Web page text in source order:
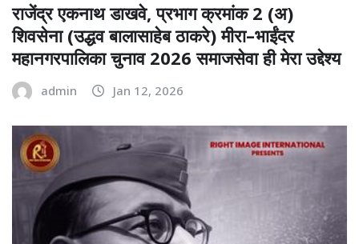
राजेंद्र एकनाथ डाखवे, प्रभाग क्रमांक 2 (अ)
शिवसेना (उद्धव बालासाहेब ठाकरे) मीरा–भाईंदर
महानगरपालिका चुनाव 2026 समाजसेवा ही मेरा उद्देश्य
admin Jan 12, 2026